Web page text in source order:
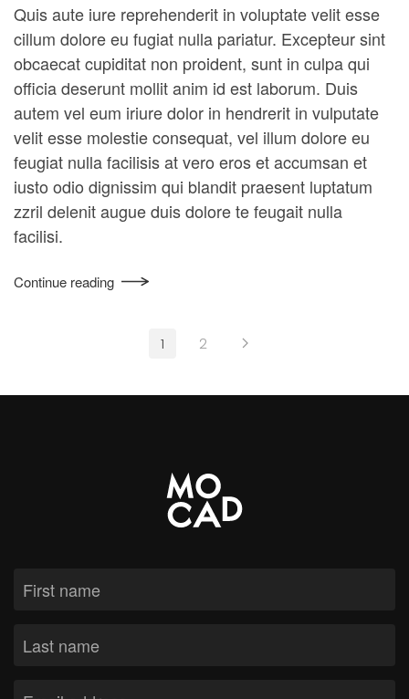
Quis aute iure reprehenderit in voluptate velit esse
cillum dolore eu fugiat nulla pariatur. Excepteur sint
obcaecat cupiditat non proident, sunt in culpa qui
officia deserunt mollit anim id est laborum. Duis
autem vel eum iriure dolor in hendrerit in vulputate
velit esse molestie consequat, vel illum dolore eu
feugiat nulla facilisis at vero eros et accumsan et
iusto odio dignissim qui blandit praesent luptatum
zzril delenit augue duis dolore te feugait nulla
facilisi.
Continue reading
1 2